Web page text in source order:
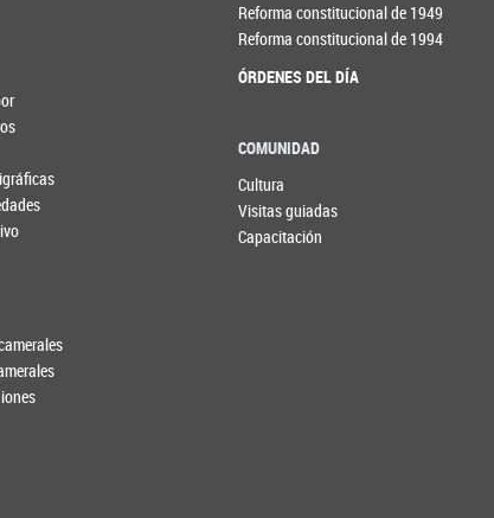
Reforma constitucional de 1949
Reforma constitucional de 1994
ÓRDENES DEL DÍA
COMUNIDAD
Cultura
Visitas guiadas
Capacitación